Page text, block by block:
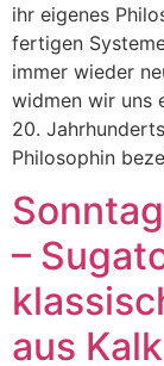
ihr eigenes
fertigen
immer wieder
widmen wir uns
20.
Philosophin
–
aus